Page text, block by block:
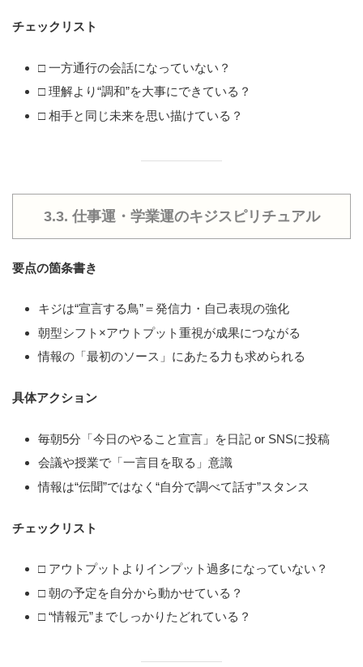
チェックリスト
□ 一方通行の会話になっていない？
□ 理解より“調和”を大事にできている？
□ 相手と同じ未来を思い描けている？
3.3. 仕事運・学業運のキジスピリチュアル
要点の箇条書き
キジは“宣言する鳥”＝発信力・自己表現の強化
朝型シフト×アウトプット重視が成果につながる
情報の「最初のソース」にあたる力も求められる
具体アクション
毎朝5分「今日のやること宣言」を日記 or SNSに投稿
会議や授業で「一言目を取る」意識
情報は“伝聞”ではなく“自分で調べて話す”スタンス
チェックリスト
□ アウトプットよりインプット過多になっていない？
□ 朝の予定を自分から動かせている？
□ “情報元”までしっかりたどれている？